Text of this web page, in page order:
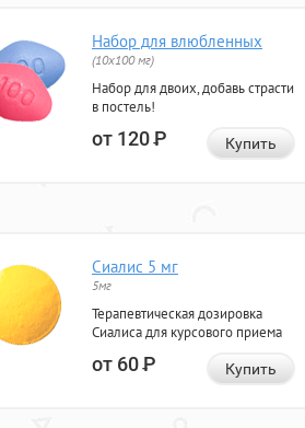
Набор для влюбленных
(10х100 мг)
Набор для двоих, добавь страсти
в постель!
от 120Р Купить
Сиалис 5 мг
5мг
Терапевтическая дозировка
Сиалиса для курсового приема
от 60Р Купить